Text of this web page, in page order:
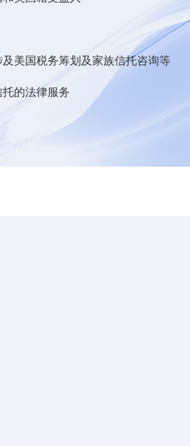
美国税务筹划及家族信托咨询等
的法律服务